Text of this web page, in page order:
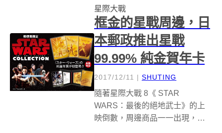
會再有一部，夯不啷噹的九...
星際大戰
框金的星戰周邊，日
本郵政推出星戰
99.99% 純金賀年卡
2017/12/11 | SHUTING
隨著星際大戰 8《 STAR
WARS：最後的絕地武士》的上
映倒數，周邊商品一一出現，一